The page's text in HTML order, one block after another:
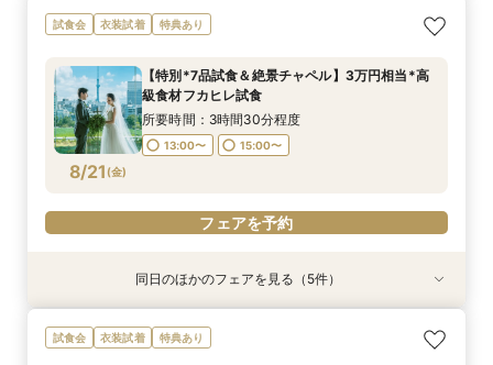
8/20(木)
【大人数婚★応援フェア】全員が楽しめる挙式×
披露宴体験
13:00〜 15:00〜
8/20(木)
【1件目の見学★人気NO１】結婚式丸わかり安心
フェア！
13:00〜 15:00〜
8/20(木)
【自宅でフェア参加】スマホでOK◎オンライン
式場相談会
13:00〜
14:00〜
15:00〜
16:00〜
17:00〜
8/20(木)
【おいそがしい方へ！90分クイック相談会】会
場見学×安心見積もり相談
13:00〜 15:00〜
8/20(木)
【和装×チャペル】スカイツリーと叶える和モダ
ン挙式体験
13:00〜 15:00〜
8/20(木)
【地元応援/上野好きな方必見】上野愛溢れる絶
景×美食フェア！
13:00〜 15:00〜
試食会 衣装試着 特典あり
8/21 (金)
【特別*7品試食＆絶景チャペル】3万円相当*高
級食材フカヒレ試食
所要時間：3時間30分程度
13:00〜 15:00〜
フェアを予約
衣装試着 特典あり
【大人数婚★応援フェア】全員が楽しめる挙式×
披露宴体験
衣装試着 特典あり
《アクセス重視★新幹線沿線》東京・上野駅！お
車代付SPプラン！
衣装試着 特典あり
【少人数婚】安心予算で心温まる挙式体験×美食
おもてなし体験
【自宅でフェア参加】スマホでOK◎オンライン
式場相談会
衣装試着 特典あり
【地元応援/上野好きな方必見】上野愛溢れる絶
景×美食フェア！
同日のほかのフェアを見る（5件）
試食会 衣装試着 特典あり